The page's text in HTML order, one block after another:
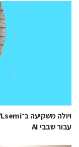
עבור שבבי AI